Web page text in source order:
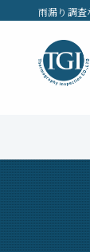
雨漏り調査